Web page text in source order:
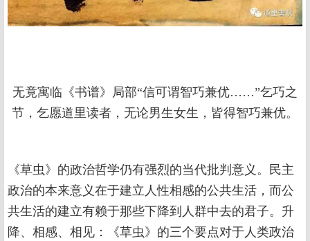
无竟寓临《书谱》局部“信可谓智巧兼优……”乞巧之
节，乞愿道里读者，无论男生女生，皆得智巧兼优。
《草虫》的政治哲学仍有强烈的当代批判意义。民主
政治的本来意义在于建立人性相感的公共生活，而公
共生活的建立有赖于那些下降到人群中去的君子。升
降、相感、相见：《草虫》的三个要点对于人类政治